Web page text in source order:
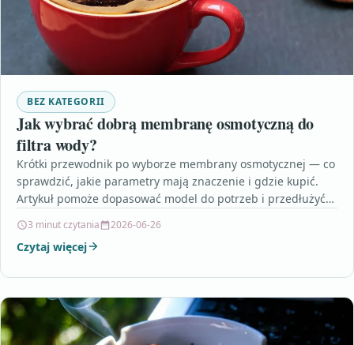
BEZ KATEGORII
Jak wybrać dobrą membranę osmotyczną do
filtra wody?
Krótki przewodnik po wyborze membrany osmotycznej — co
sprawdzić, jakie parametry mają znaczenie i gdzie kupić.
Artykuł pomoże dopasować model do potrzeb i przedłużyć…
3 minut czytania 2026-06-26
Czytaj więcej